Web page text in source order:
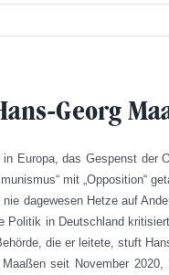
Georg
Europa, das Gespenst der
mit „Opposition“
nie dagewesen Hetze auf
Politik in Deutschland
die er leitete, stuft
Maaßen seit November